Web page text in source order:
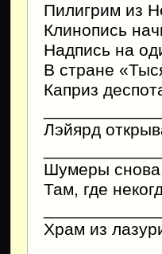
Пилигрим из
Клинопись
Надпись на
В стране
Каприз
Лэйярд
Шумеры снова
Там, где
Храм из